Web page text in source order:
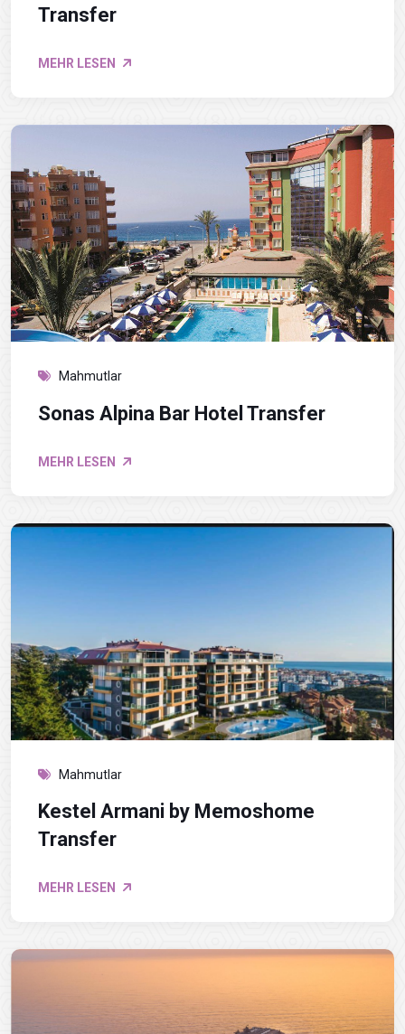
Transfer
MEHR LESEN
Mahmutlar
Sonas Alpina Bar Hotel Transfer
MEHR LESEN
Mahmutlar
Kestel Armani by Memoshome
Transfer
MEHR LESEN